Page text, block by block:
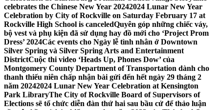
celebrates the Chinese New Year 20242024 Lunar New Year
Celebration by City of Rockville on Saturday February 17 at
Rockville High School is canceledQuyên góp những chiếc váy,
bộ vest và phụ kiện đã sử dụng hay đồ mới cho ‘Project Prom
Dress’ 2024Các events cho Ngày lễ tình nhân ở Downtown
Silver Spring và Silver Spring Arts and Entertainment
DistrictCuộc thi video ‘Heads Up, Phones Dow’ của
Montgomery County Department of Transportation dành cho
thanh thiếu niên chấp nhận bài gửi đến hết ngày 29 tháng 2
năm 20242024 Lunar New Year Celebration at Kensington
Park LibraryThe City of Rockville Board of Supervisors of
Elections sẽ tổ chức diễn đàn thứ hai sau bầu cử để thảo luận